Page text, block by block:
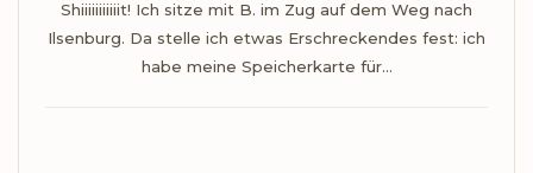
Shiiiiiiiiiiit! Ich sitze mit B. im Zug auf dem Weg nach
Ilsenburg. Da stelle ich etwas Erschreckendes fest: ich
habe meine Speicherkarte für…